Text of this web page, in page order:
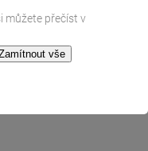
můžete přečíst v